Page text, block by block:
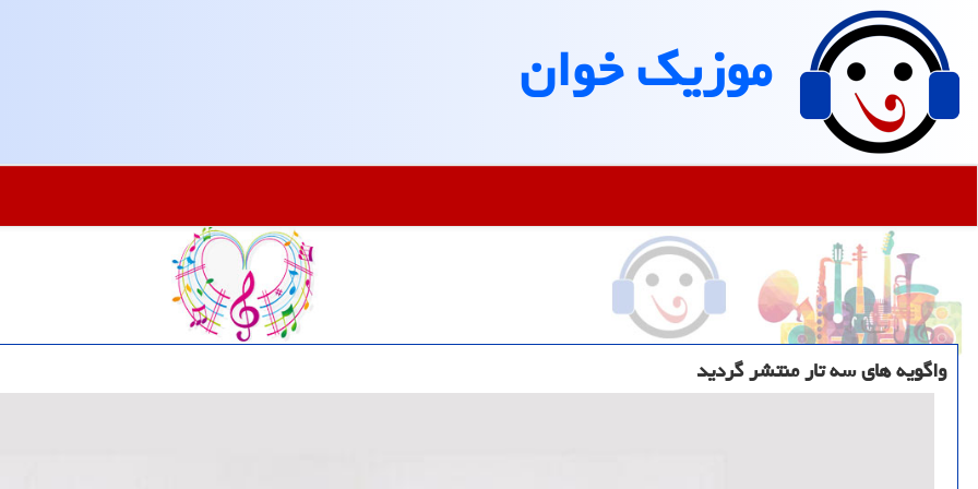
موزیك خوان
واگویه های سه تار منتشر گردید